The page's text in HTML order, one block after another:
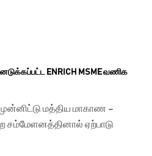
ENRICH MSME வணிக
மத்திய மாகாண –
சம்மேளனத்தினால் ஏற்பாடு